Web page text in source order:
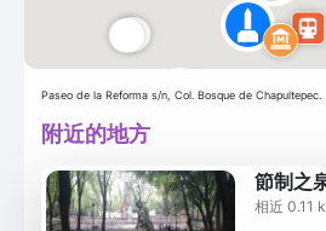
Paseo de la Reforma s/n, Col. Bosque de Chapultepec.
附近的地方
節制之
相近 0.11